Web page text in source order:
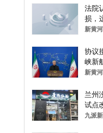
法院
损，
新黄河
协议
峡新
提“
新黄河
兰州
试点
家改
九派